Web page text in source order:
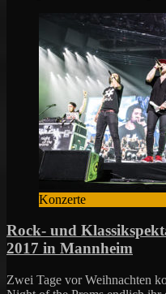
Konzerte
Rock- und
2017 in Mannheim
Zwei Tage vor Weihnachten